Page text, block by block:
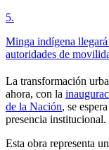
5.
Minga indígena
autoridades de
La transformación
ahora, con la
de la Nación, se
presencia institucional.
Esta obra representa